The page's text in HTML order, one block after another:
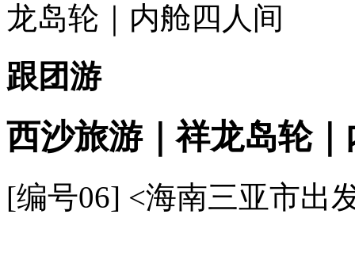
龙岛轮｜内舱四人间
跟团游
西沙旅游｜祥龙岛轮
[编号06] <海南三亚市出